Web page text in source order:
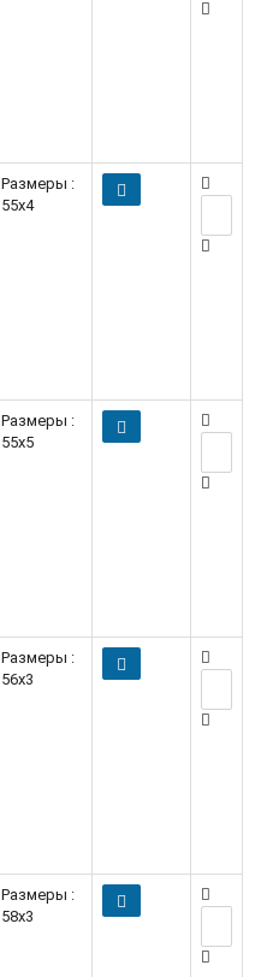
Размеры :
55x4
Размеры :
55x5
Размеры :
56x3
Размеры :
58x3